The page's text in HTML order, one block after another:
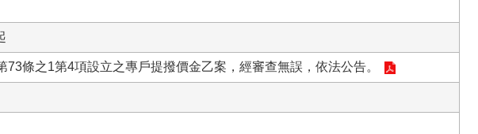
條之1第4項設立之專戶提撥價金乙案，經審查無誤，依法公告。